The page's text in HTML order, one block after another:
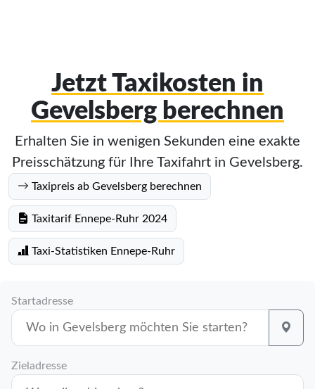
Jetzt Taxikosten in
Gevelsberg berechnen
Erhalten Sie in wenigen Sekunden eine exakte
Preisschätzung für Ihre Taxifahrt in Gevelsberg.
Taxipreis ab Gevelsberg berechnen
Taxitarif Ennepe-Ruhr 2024
Taxi-Statistiken Ennepe-Ruhr
Startadresse
Zieladresse